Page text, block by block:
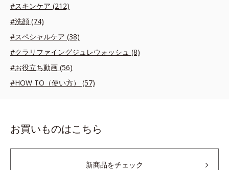
#スキンケア (212)
#洗顔 (74)
#スペシャルケア (38)
#クラリファイングジュレウォッシュ (8)
#お役立ち動画 (56)
#HOW TO（使い方） (57)
お買いものはこちら
新商品をチェック